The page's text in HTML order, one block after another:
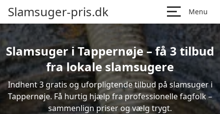
Slamsuger-pris.dk Menu
Slamsuger i Tappernøje – få 3 tilbud
fra lokale slamsugere
Indhent 3 gratis og uforpligtende tilbud på slamsuger i
Tappernøje. Få hurtig hjælp fra professionelle fagfolk –
sammenlign priser og vælg trygt.